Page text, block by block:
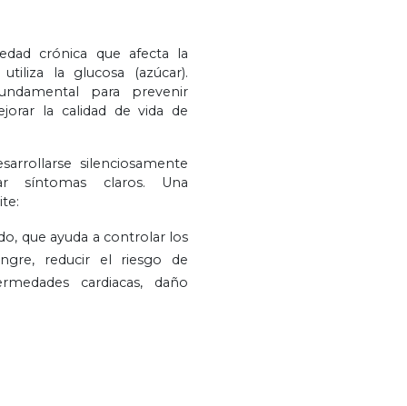
crónica que afecta la
la glucosa (azúcar).
para prevenir
la calidad de vida de
silenciosamente
síntomas claros. Una
que ayuda a controlar los
reducir el riesgo de
cardiacas, daño